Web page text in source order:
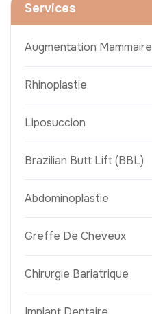
Services
Augmentation Mammaire
Rhinoplastie
Liposuccion
Brazilian Butt Lift (BBL)
Abdominoplastie
Greffe De Cheveux
Chirurgie Bariatrique